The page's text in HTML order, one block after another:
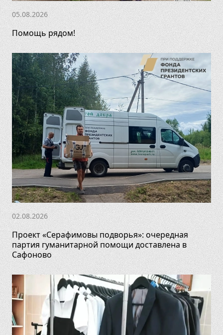
05.08.2026
Помощь рядом!
02.08.2026
Проект «Серафимовы подворья»: очередная
партия гуманитарной помощи доставлена в
Сафоново